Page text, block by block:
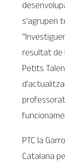
s’agrupen
resultat de
Petits
PTC la
Catalana